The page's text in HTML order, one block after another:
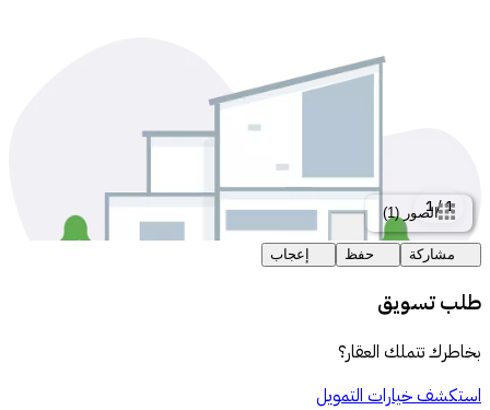
1
/
1
الصور (
1
)
مشاركة حفظ إعجاب
طلب تسويق
بخاطرك تتملك العقار؟
استكشف خيارات التمويل